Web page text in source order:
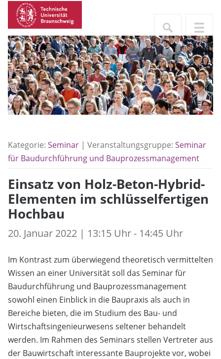
Kategorie: Seminar | Veranstaltungsgruppe: Seminar
für Baudurchführung und Bauprozessmanagement
Einsatz von Holz-Beton-Hybrid-
Elementen im schlüsselfertigen
Hochbau
20. Januar 2022 | 13:15 Uhr - 14:45 Uhr
Im Kontrast zum überwiegend theoretisch vermittelten
Wissen an einer Universität soll das Seminar für
Baudurchführung und Bauprozessmanagement
sowohl einen Einblick in die Baupraxis als auch in
Bereiche bieten, die im Studium des Bau- und
Wirtschaftsingenieurwesens seltener behandelt
werden. Im Rahmen des Seminars stellen Vertreter aus
der Bauwirtschaft interessante Bauprojekte vor, wobei